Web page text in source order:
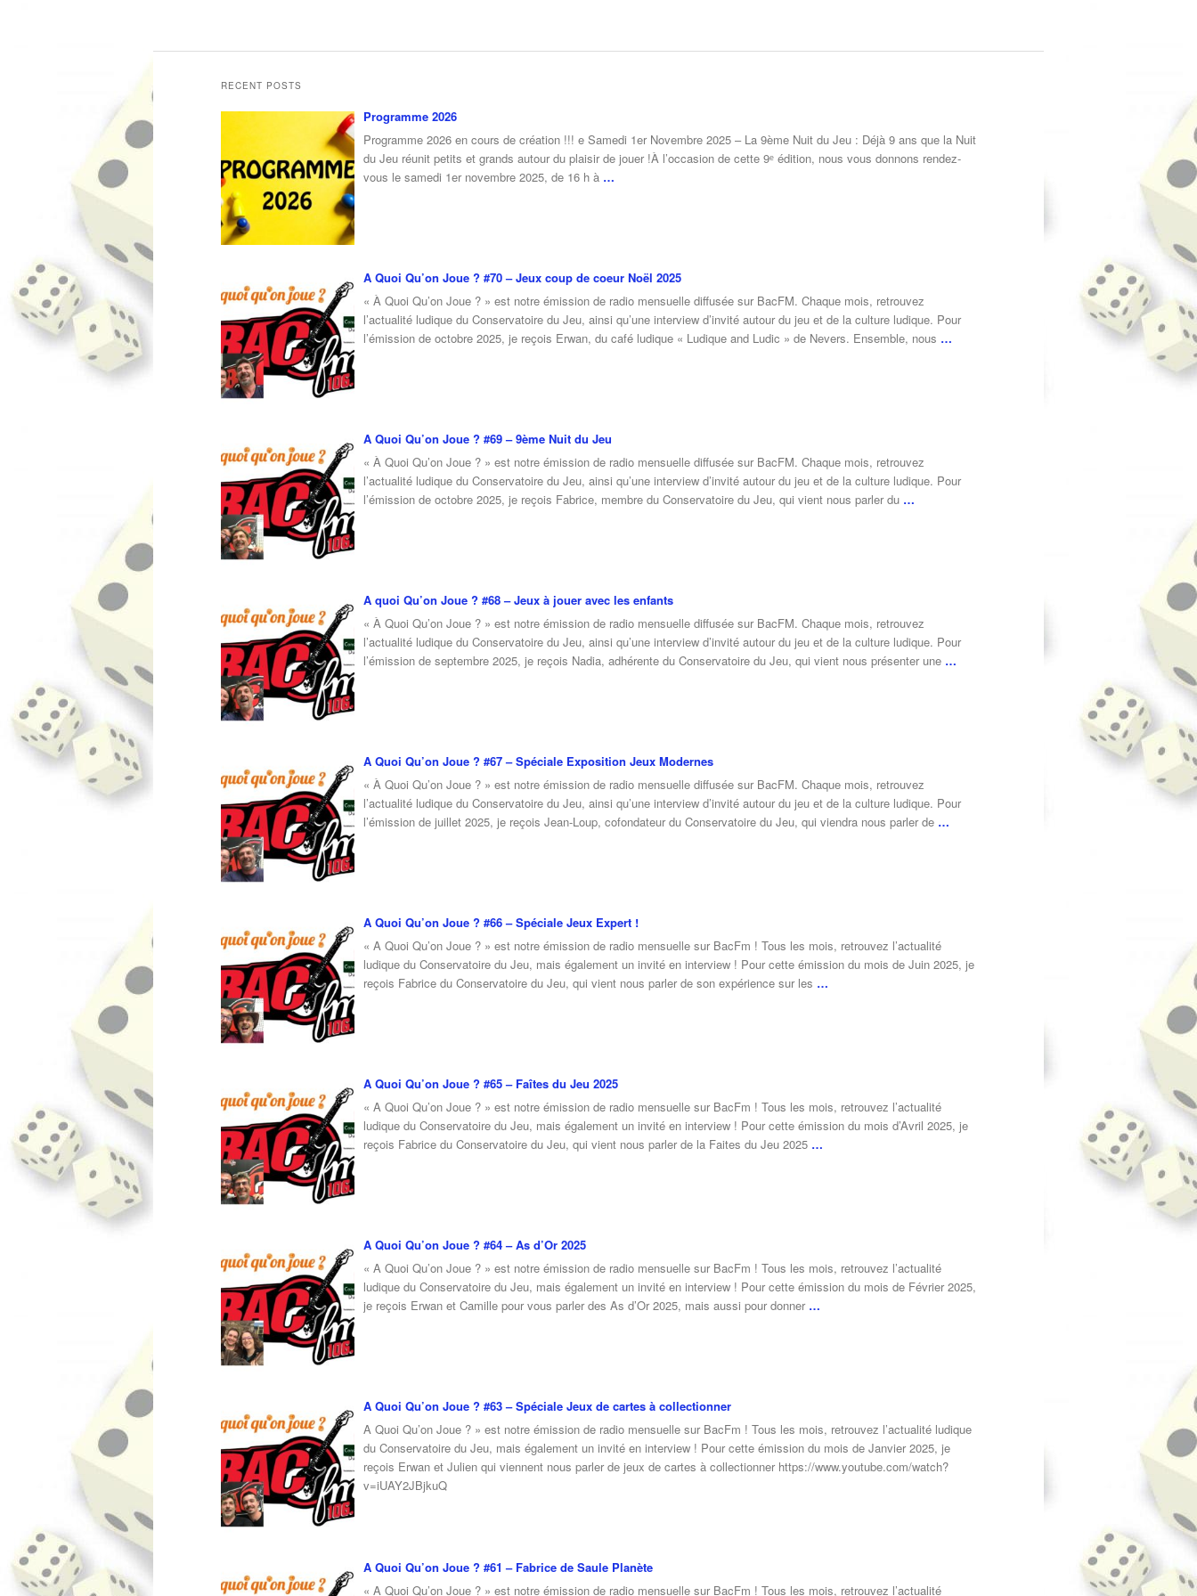
RECENT POSTS
Programme 2026
Programme 2026 en cours de création !!! e Samedi 1er Novembre 2025 – La 9ème Nuit du Jeu : Déjà 9 ans que la Nuit
du Jeu réunit petits et grands autour du plaisir de jouer !À l’occasion de cette 9ᵉ édition, nous vous donnons rendez-
vous le samedi 1er novembre 2025, de 16 h à …
A Quoi Qu’on Joue ? #70 – Jeux coup de coeur Noël 2025
« À Quoi Qu’on Joue ? » est notre émission de radio mensuelle diffusée sur BacFM. Chaque mois, retrouvez
l’actualité ludique du Conservatoire du Jeu, ainsi qu’une interview d’invité autour du jeu et de la culture ludique. Pour
l’émission de octobre 2025, je reçois Erwan, du café ludique « Ludique and Ludic » de Nevers. Ensemble, nous …
A Quoi Qu’on Joue ? #69 – 9ème Nuit du Jeu
« À Quoi Qu’on Joue ? » est notre émission de radio mensuelle diffusée sur BacFM. Chaque mois, retrouvez
l’actualité ludique du Conservatoire du Jeu, ainsi qu’une interview d’invité autour du jeu et de la culture ludique. Pour
l’émission de octobre 2025, je reçois Fabrice, membre du Conservatoire du Jeu, qui vient nous parler du …
A quoi Qu’on Joue ? #68 – Jeux à jouer avec les enfants
« À Quoi Qu’on Joue ? » est notre émission de radio mensuelle diffusée sur BacFM. Chaque mois, retrouvez
l’actualité ludique du Conservatoire du Jeu, ainsi qu’une interview d’invité autour du jeu et de la culture ludique. Pour
l’émission de septembre 2025, je reçois Nadia, adhérente du Conservatoire du Jeu, qui vient nous présenter une …
A Quoi Qu’on Joue ? #67 – Spéciale Exposition Jeux Modernes
« À Quoi Qu’on Joue ? » est notre émission de radio mensuelle diffusée sur BacFM. Chaque mois, retrouvez
l’actualité ludique du Conservatoire du Jeu, ainsi qu’une interview d’invité autour du jeu et de la culture ludique. Pour
l’émission de juillet 2025, je reçois Jean-Loup, cofondateur du Conservatoire du Jeu, qui viendra nous parler de …
A Quoi Qu’on Joue ? #66 – Spéciale Jeux Expert !
« A Quoi Qu’on Joue ? » est notre émission de radio mensuelle sur BacFm ! Tous les mois, retrouvez l’actualité
ludique du Conservatoire du Jeu, mais également un invité en interview ! Pour cette émission du mois de Juin 2025, je
reçois Fabrice du Conservatoire du Jeu, qui vient nous parler de son expérience sur les …
A Quoi Qu’on Joue ? #65 – Faîtes du Jeu 2025
« A Quoi Qu’on Joue ? » est notre émission de radio mensuelle sur BacFm ! Tous les mois, retrouvez l’actualité
ludique du Conservatoire du Jeu, mais également un invité en interview ! Pour cette émission du mois d’Avril 2025, je
reçois Fabrice du Conservatoire du Jeu, qui vient nous parler de la Faites du Jeu 2025 …
A Quoi Qu’on Joue ? #64 – As d’Or 2025
« A Quoi Qu’on Joue ? » est notre émission de radio mensuelle sur BacFm ! Tous les mois, retrouvez l’actualité
ludique du Conservatoire du Jeu, mais également un invité en interview ! Pour cette émission du mois de Février 2025,
je reçois Erwan et Camille pour vous parler des As d’Or 2025, mais aussi pour donner …
A Quoi Qu’on Joue ? #63 – Spéciale Jeux de cartes à collectionner
A Quoi Qu’on Joue ? » est notre émission de radio mensuelle sur BacFm ! Tous les mois, retrouvez l’actualité ludique
du Conservatoire du Jeu, mais également un invité en interview ! Pour cette émission du mois de Janvier 2025, je
reçois Erwan et Julien qui viennent nous parler de jeux de cartes à collectionner https://www.youtube.com/watch?
v=iUAY2JBjkuQ
A Quoi Qu’on Joue ? #61 – Fabrice de Saule Planète
« A Quoi Qu’on Joue ? » est notre émission de radio mensuelle sur BacFm ! Tous les mois, retrouvez l’actualité